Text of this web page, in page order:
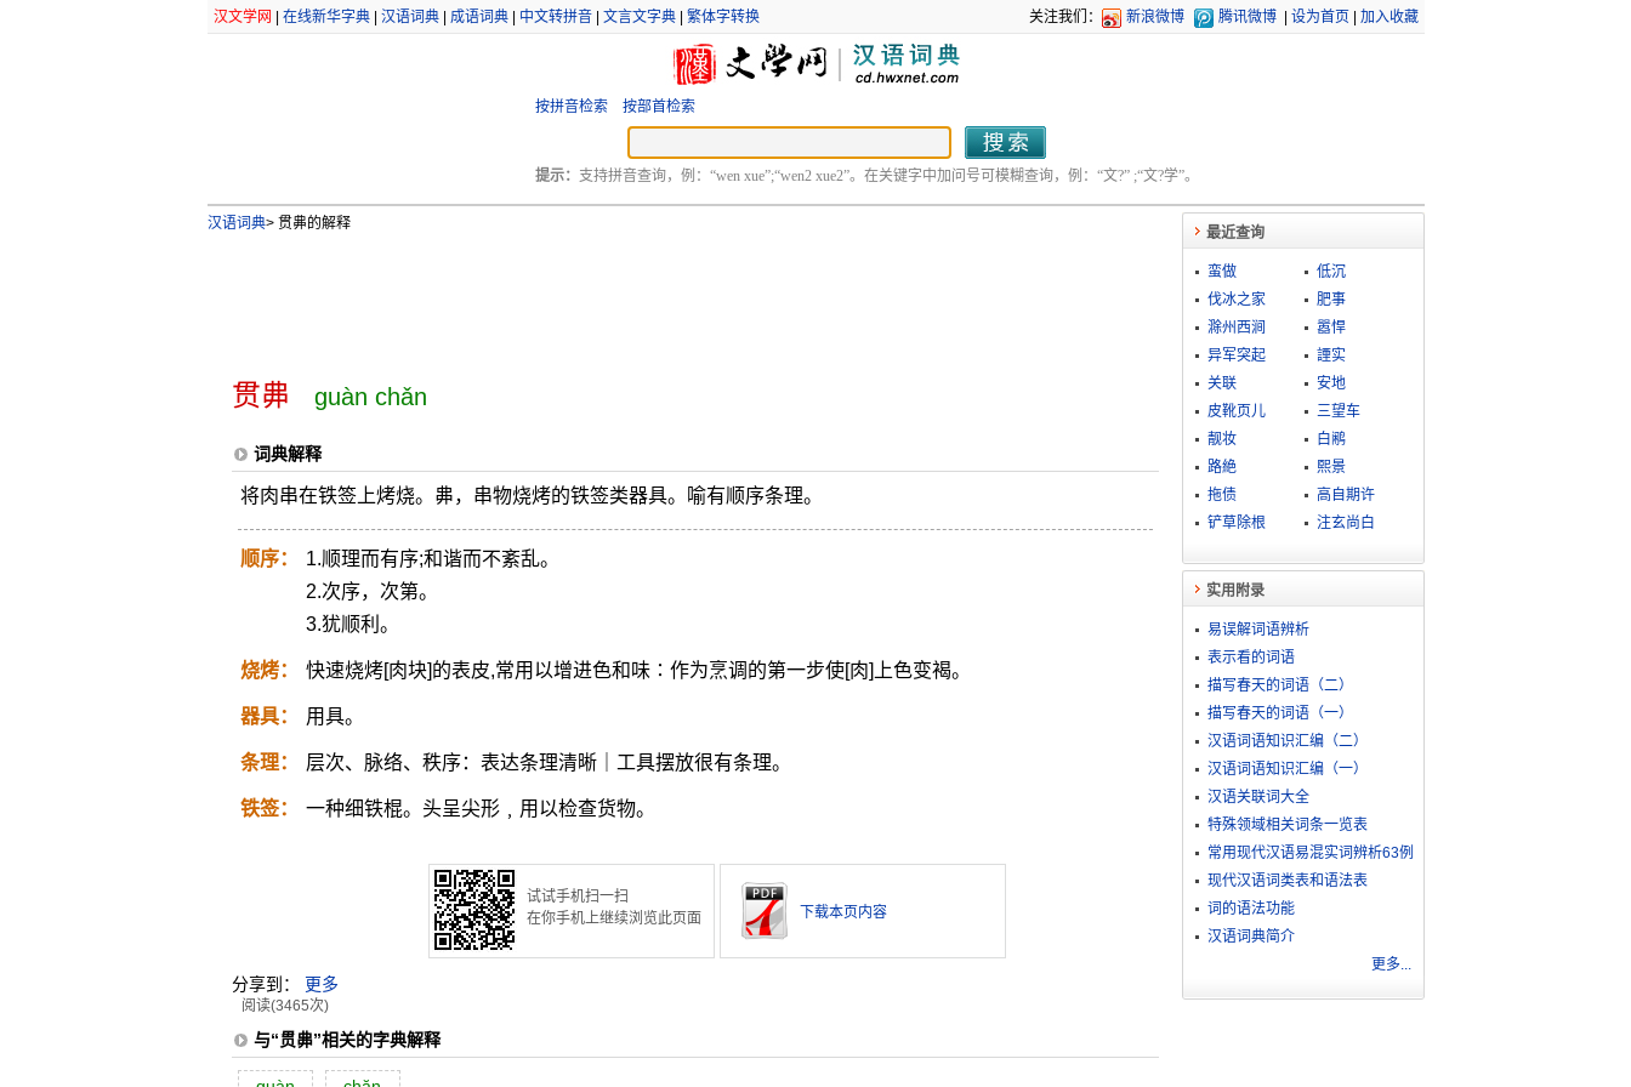
汉文学网 在线新华字典| 汉语词典| 成语词典| 中文转拼音| 文言文字典| 繁体字转换 关注我们： 新浪微博 腾讯微博 设为首页 加入收藏
按拼音检索 按部首检索
提示： 支持拼音查询，例：“wen xue”;“wen2 xue2”。在关键字中加问号可模糊查询，例：“文?” ;“文?学”。
汉语词典>贯丳的解释
贯丳 guàn chǎn
词典解释
将肉串在铁签上烤烧。丳，串物烧烤的铁签类器具。喻有顺序条理。
顺序：
1.顺理而有序;和谐而不紊乱。
2.次序，次第。
3.犹顺利。
烧烤： 快速烧烤[肉块]的表皮,常用以增进色和味∶作为烹调的第一步使[肉]上色变褐。
器具： 用具。
条理： 层次、脉络、秩序：表达条理清晰｜工具摆放很有条理。
铁签： 一种细铁棍。头呈尖形﹐用以检查货物。
试试手机扫一扫
在你手机上继续浏览此页面
下载本页内容
分享到： 更多
阅读(3465次)
与“贯丳”相关的字典解释
最近查询
蛮做
低沉
伐冰之家
肥事
滁州西涧
嚣悍
异军突起
諲实
关联
安地
皮靴页儿
三望车
靓妆
白鹇
路絶
熙景
拖债
高自期许
铲草除根
注玄尚白
实用附录
易误解词语辨析
表示看的词语
描写春天的词语（二）
描写春天的词语（一）
汉语词语知识汇编（二）
汉语词语知识汇编（一）
汉语关联词大全
特殊领域相关词条一览表
常用现代汉语易混实词辨析63例
现代汉语词类表和语法表
词的语法功能
汉语词典简介
更多...